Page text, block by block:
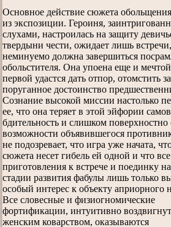
Основное действие сюжета
из экспозиции. Героиня,
слухами, настроилась на защиту
твердыни чести, ожидает лишь
неминуемо должна завершиться
обольстителя. Она упоена еще и
первой удастся дать отпор, отомстить за
поруганное достоинство
Сознание высокой миссии настолько
ее, что она теряет в этой эйфории
бдительность и слишком поверхностно
возможности объявившегося
не подозревает, что игра уже начата,
сюжета несет гибель ей одной и что
приготовления к встрече и поединку
стадии развития фабулы лишь только
особый интерес к объекту априорного
Все словесные и физиогномические
фортификации, интуитивно
женским коварством, оказываются